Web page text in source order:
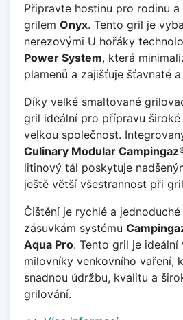
Připravte hostinu pro rodinu a
grilem Onyx. Tento gril je
nerezovými U hořáky
Power System, která
plamenů a zajišťuje šťavnaté
Díky velké smaltované
gril ideální pro přípravu
velkou společnost.
Culinary Modular
litinový tál poskytuje
ještě větší všestrannost při
Čištění je rychlé a
zásuvkám systému
Aqua Pro. Tento gril je
milovníky venkovního vaření,
snadnou údržbu, kvalitu a
grilování.